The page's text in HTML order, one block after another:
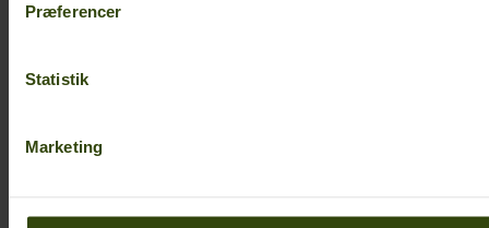
Præferencer
Statistik
Marketing